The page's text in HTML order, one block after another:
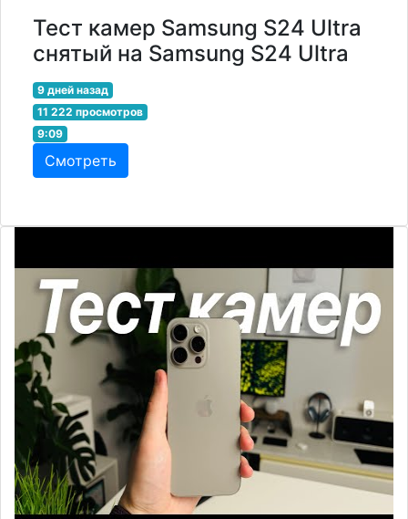
Тест камер Samsung S24 Ultra
снятый на Samsung S24 Ultra
9 дней назад
11 222 просмотров
9:09
Смотреть